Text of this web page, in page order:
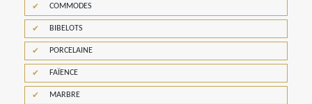
COMMODES
BIBELOTS
PORCELAINE
FAÏENCE
MARBRE